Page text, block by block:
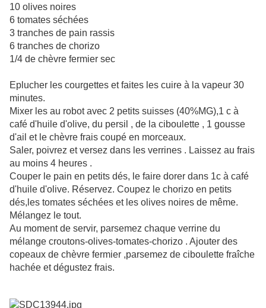
10 olives noires
6 tomates séchées
3 tranches de pain rassis
6 tranches de chorizo
1/4 de chèvre fermier sec
Eplucher les courgettes et faites les cuire à la vapeur 30
minutes.
Mixer les au robot avec 2 petits suisses (40%MG),1 c à
café d'huile d'olive, du persil , de la ciboulette , 1 gousse
d'ail et le chèvre frais coupé en morceaux.
Saler, poivrez et versez dans les verrines . Laissez au frais
au moins 4 heures .
Couper le pain en petits dés, le faire dorer dans 1c à café
d'huile d'olive. Réservez. Coupez le chorizo en petits
dés,les tomates séchées et les olives noires de même.
Mélangez le tout.
Au moment de servir, parsemez chaque verrine du
mélange croutons-olives-tomates-chorizo . Ajouter des
copeaux de chèvre fermier ,parsemez de ciboulette fraîche
hachée et dégustez frais.